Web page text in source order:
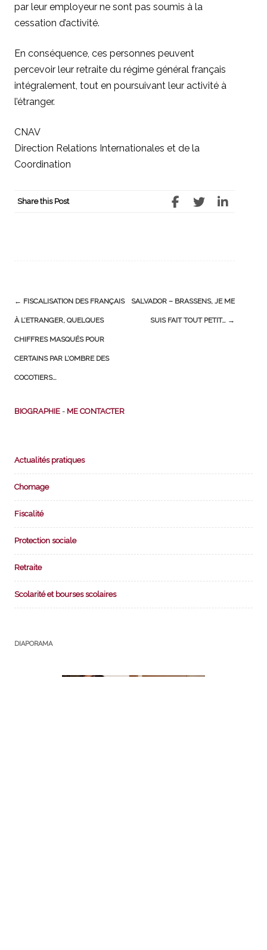
par leur employeur ne sont pas soumis à la
cessation d’activité.
En conséquence, ces personnes peuvent
percevoir leur retraite du régime général français
intégralement, tout en poursuivant leur activité à
l’étranger.
CNAV
Direction Relations Internationales et de la
Coordination
Share this Post
Post
navigation
← FISCALISATION DES FRANÇAIS
À L’ETRANGER, QUELQUES
CHIFFRES MASQUÉS POUR
CERTAINS PAR L’OMBRE DES
COCOTIERS…
SALVADOR – BRASSENS, JE ME
SUIS FAIT TOUT PETIT… →
BIOGRAPHIE - ME CONTACTER
Actualités pratiques
Chomage
Fiscalité
Protection sociale
Retraite
Scolarité et bourses scolaires
DIAPORAMA